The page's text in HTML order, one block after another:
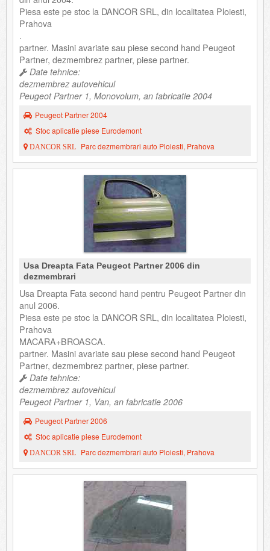
Piesa este pe stoc la DANCOR SRL, din localitatea Ploiesti,
Prahova
.
partner. Masini avariate sau piese second hand Peugeot
Partner, dezmembrez partner, piese partner.
Date tehnice:
dezmembrez autovehicul
Peugeot Partner 1, Monovolum, an fabricatie 2004
Peugeot Partner 2004
Stoc aplicatie piese Eurodemont
DANCOR SRL Parc dezmembrari auto Ploiesti, Prahova
Usa Dreapta Fata Peugeot Partner 2006 din
dezmembrari
Usa Dreapta Fata second hand pentru Peugeot Partner din
anul 2006.
Piesa este pe stoc la DANCOR SRL, din localitatea Ploiesti,
Prahova
MACARA+BROASCA.
partner. Masini avariate sau piese second hand Peugeot
Partner, dezmembrez partner, piese partner.
Date tehnice:
dezmembrez autovehicul
Peugeot Partner 1, Van, an fabricatie 2006
Peugeot Partner 2006
Stoc aplicatie piese Eurodemont
DANCOR SRL Parc dezmembrari auto Ploiesti, Prahova